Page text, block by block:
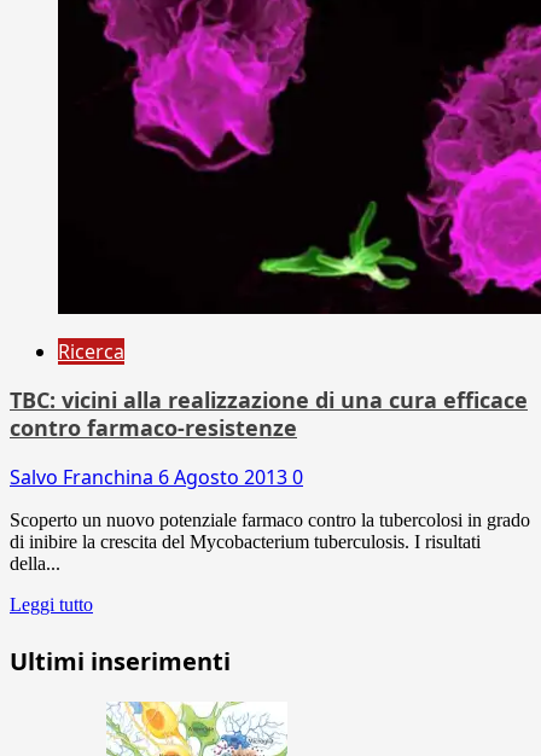
Ricerca
TBC: vicini alla realizzazione di una cura efficace
contro farmaco-resistenze
Salvo Franchina 6 Agosto 20130
Scoperto un nuovo potenziale farmaco contro la tubercolosi in grado
di inibire la crescita del Mycobacterium tuberculosis. I risultati
della...
Leggi tutto
Ultimi inserimenti